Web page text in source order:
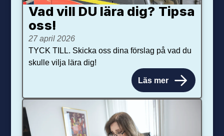
Vad vill DU lära dig? Tipsa
oss!
27 april 2026
TYCK TILL. Skicka oss dina förslag på vad du
skulle vilja lära dig!
Läs mer